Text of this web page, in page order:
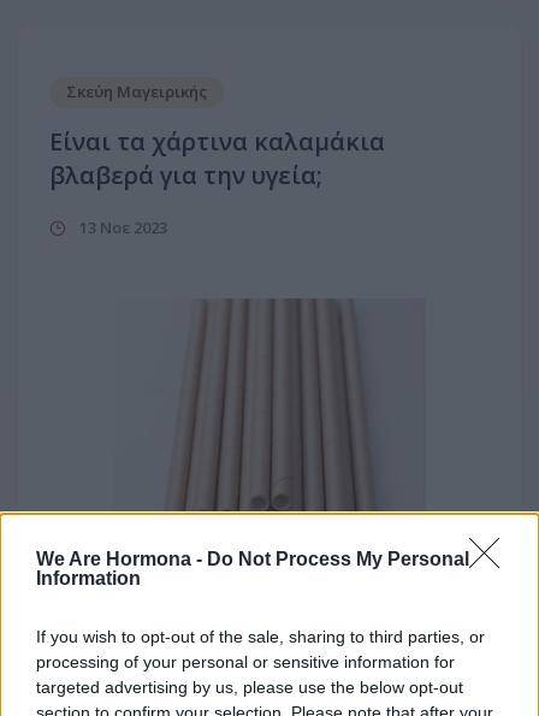
We Are Hormona - Do Not Process My Personal
Information
If you wish to opt-out of the sale, sharing to third parties, or
processing of your personal or sensitive information for
targeted advertising by us, please use the below opt-out
Σκεύη Μαγειρικής
Είναι τα χάρτινα καλαμάκια
βλαβερά για την υγεία;
13 Νοε 2023